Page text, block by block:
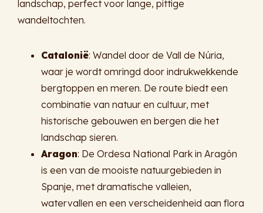
landschap, perfect voor lange, pittige
wandeltochten.
Catalonië: Wandel door de Vall de Núria,
waar je wordt omringd door indrukwekkende
bergtoppen en meren. De route biedt een
combinatie van natuur en cultuur, met
historische gebouwen en bergen die het
landschap sieren.
Aragon: De Ordesa National Park in Aragón
is een van de mooiste natuurgebieden in
Spanje, met dramatische valleien,
watervallen en een verscheidenheid aan flora